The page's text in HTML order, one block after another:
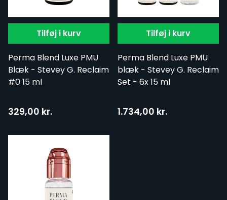
Tilføj i kurv
Perma Blend Luxe PMU
Blæk - Stevey G. Reclaim
#0 15 ml
329,00 kr.
Tilføj i kurv
Perma Blend Luxe PMU
blæk - Stevey G. Reclaim
Set - 6x 15 ml
1.734,00 kr.